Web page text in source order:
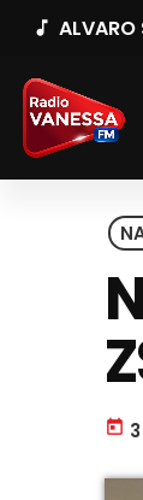
music_note ALVARO
today